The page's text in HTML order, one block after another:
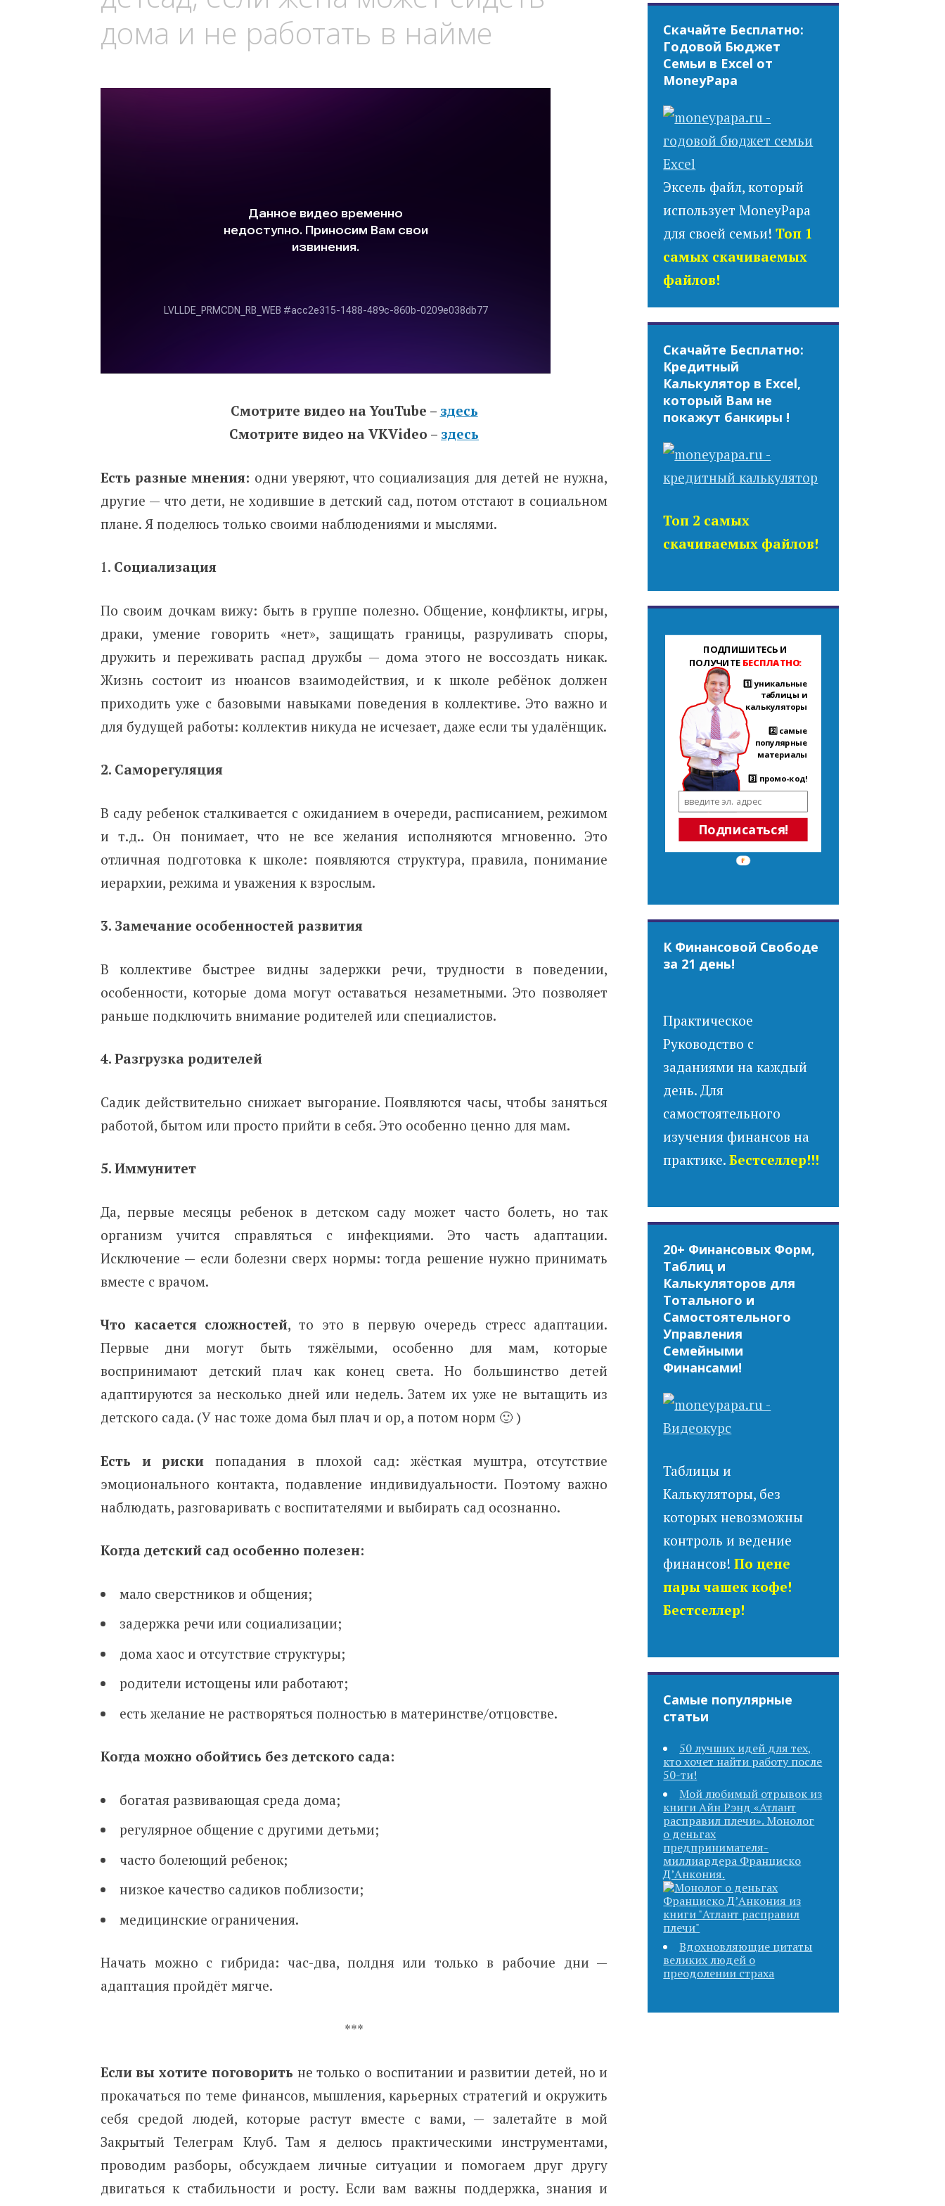
дома и не работать в найме
Смотрите видео на YouTube – здесь
Смотрите видео на VKVideo – здесь
Есть разные мнения: одни уверяют, что социализация для детей не нужна,
другие — что дети, не ходившие в детский сад, потом отстают в социальном
плане. Я поделюсь только своими наблюдениями и мыслями.
Социализация
По своим дочкам вижу: быть в группе полезно. Общение, конфликты, игры,
драки, умение говорить «нет», защищать границы, разруливать споры,
дружить и переживать распад дружбы — дома этого не воссоздать никак.
Жизнь состоит из нюансов взаимодействия, и к школе ребёнок должен
приходить уже с базовыми навыками поведения в коллективе. Это важно и
для будущей работы: коллектив никуда не исчезает, даже если ты удалёнщик.
2. Саморегуляция
В саду ребенок сталкивается с ожиданием в очереди, расписанием, режимом
и т.д.. Он понимает, что не все желания исполняются мгновенно. Это
отличная подготовка к школе: появляются структура, правила, понимание
иерархии, режима и уважения к взрослым.
3. Замечание особенностей развития
В коллективе быстрее видны задержки речи, трудности в поведении,
особенности, которые дома могут оставаться незаметными. Это позволяет
раньше подключить внимание родителей или специалистов.
4. Разгрузка родителей
Садик действительно снижает выгорание. Появляются часы, чтобы заняться
работой, бытом или просто прийти в себя. Это особенно ценно для мам.
5. Иммунитет
Да, первые месяцы ребенок в детском саду может часто болеть, но так
организм учится справляться с инфекциями. Это часть адаптации.
Исключение — если болезни сверх нормы: тогда решение нужно принимать
вместе с врачом.
Что касается сложностей, то это в первую очередь стресс адаптации.
Первые дни могут быть тяжёлыми, особенно для мам, которые
воспринимают детский плач как конец света. Но большинство детей
адаптируются за несколько дней или недель. Затем их уже не вытащить из
детского сада. (У нас тоже дома был плач и ор, а потом норм 🙂 )
Есть и риски попадания в плохой сад: жёсткая муштра, отсутствие
эмоционального контакта, подавление индивидуальности. Поэтому важно
наблюдать, разговаривать с воспитателями и выбирать сад осознанно.
Когда детский сад особенно полезен:
мало сверстников и общения;
задержка речи или социализации;
дома хаос и отсутствие структуры;
родители истощены или работают;
есть желание не растворяться полностью в материнстве/отцовстве.
Когда можно обойтись без детского сада:
богатая развивающая среда дома;
регулярное общение с другими детьми;
часто болеющий ребенок;
низкое качество садиков поблизости;
медицинские ограничения.
Начать можно с гибрида: час-два, полдня или только в рабочие дни —
адаптация пройдёт мягче.
***
Если вы хотите поговорить не только о воспитании и развитии детей, но и
прокачаться по теме финансов, мышления, карьерных стратегий и окружить
себя средой людей, которые растут вместе с вами, — залетайте в мой
Закрытый Телеграм Клуб. Там я делюсь практическими инструментами,
проводим разборы, обсуждаем личные ситуации и помогаем друг другу
двигаться к стабильности и росту. Если вам важны поддержка, знания и
Скачайте Бесплатно:
Годовой Бюджет
Семьи в Excel от
MoneyPapa
Эксель файл, который
использует MoneyPapa
для своей семьи!Топ 1
самых скачиваемых
файлов!
Скачайте Бесплатно:
Кредитный
Калькулятор в Excel,
который Вам не
покажут банкиры !
Топ 2 самых
скачиваемых файлов!
Подписаться!
ПОДПИШИТЕСЬ И
ПОЛУЧИТЕ БЕСПЛАТНО:
1️⃣ уникальные
таблицы и
калькуляторы
2️⃣ самые
популярные
материалы
3️⃣ промо-код!
К Финансовой Свободе
за 21 день!
Практическое
Руководство с
заданиями на каждый
день. Для
самостоятельного
изучения финансов на
практике.Бестселлер!!!
20+ Финансовых Форм,
Таблиц и
Калькуляторов для
Тотального и
Самостоятельного
Управления
Семейными
Финансами!
Таблицы и
Калькуляторы, без
которых невозможны
контроль и ведение
финансов!По цене
пары чашек кофе!
Бестселлер!
Самые популярные
статьи
50 лучших идей для тех,
кто хочет найти работу после
50-ти!
Мой любимый отрывок из
книги Айн Рэнд «Атлант
расправил плечи». Монолог
о деньгах
предпринимателя-
миллиардера Франциско
Д’Анкония.
Вдохновляющие цитаты
великих людей о
преодолении страха